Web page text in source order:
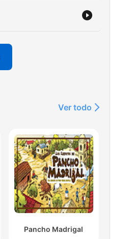
Ver todo
Pancho Madrigal